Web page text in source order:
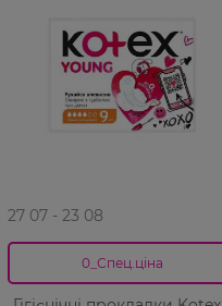
27 07 - 23 08
0_Спец.ціна